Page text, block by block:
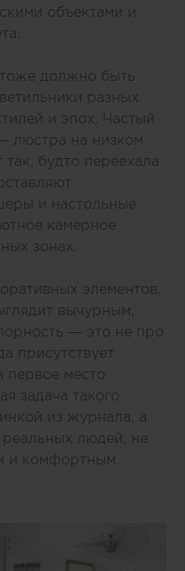
объектами и
должно быть
разных
и эпох. Частый
люстра на низком
так, будто переехала
и настольные
камерное
зонах.
элементов,
вычурным,
— это не про
присутствует
первое место
задача такого
из журнала, а
людей, не
и комфортным.